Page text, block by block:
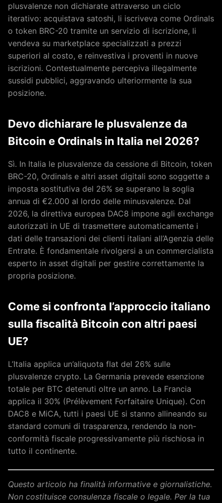
plusvalenze non dichiarate attraverso un ciclo
iterativo: acquistava satoshi, li iscriveva come Ordinals
o token BRC-20 tramite un servizio di iscrizione, li
vendeva su marketplace specializzati a prezzi
superiori al costo, e reinvestiva i proventi in nuove
iscrizioni. Contestualmente percepiva illegalmente
sussidi pubblici, aggravando ulteriormente la sua
posizione.
Devo dichiarare le plusvalenze da
Bitcoin e Ordinals in Italia nel 2026?
Sì. In Italia le plusvalenze da cessione di Bitcoin, token
BRC-20, Ordinals e altri asset digitali sono soggette a
imposta sostitutiva del 26% se superano la soglia
annua di €2.000 al lordo delle minusvalenze. Dal
2026, la direttiva europea DAC8 impone agli exchange
autorizzati in UE di trasmettere automaticamente i
dati delle transazioni dei clienti italiani all’Agenzia delle
Entrate. È fondamentale rivolgersi a un commercialista
esperto in asset digitali per gestire correttamente la
propria posizione.
Come si confronta l’approccio italiano
sulla fiscalità Bitcoin con altri paesi
UE?
L’Italia applica un’aliquota flat del 26% sulle
plusvalenze crypto. La Germania prevede esenzione
totale per BTC detenuti oltre un anno. La Francia
applica il 30% (Prélèvement Forfaitaire Unique). Con
DAC8 e MiCA, tutti i paesi UE si stanno allineando su
standard comuni di trasparenza, rendendo la non-
conformità fiscale progressivamente più rischiosa in
tutto il continente.
Questo articolo ha finalità informative e giornalistiche.
Non costituisce consulenza fiscale o legale. Per la tua